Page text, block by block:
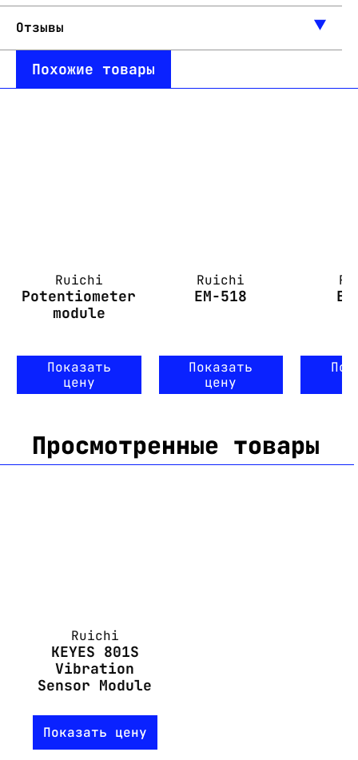
Отзывы
Похожие товары
Ruichi
Potentiometer
module
Показать
цену
Ruichi
EM-518
Показать
цену
Просмотренные товары
Ruichi
KEYES 801S
Vibration
Sensor Module
Показать цену